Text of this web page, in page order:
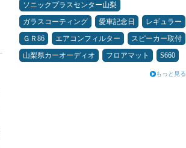
ソニックプラスセンター山梨
ガラスコーティング
愛車記念日
レギュラー
ＧＲ86
エアコンフィルター
スピーカー取付
山梨県カーオーディオ
フロアマット S660
もっと見る